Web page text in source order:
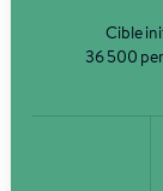
Cible
36 500